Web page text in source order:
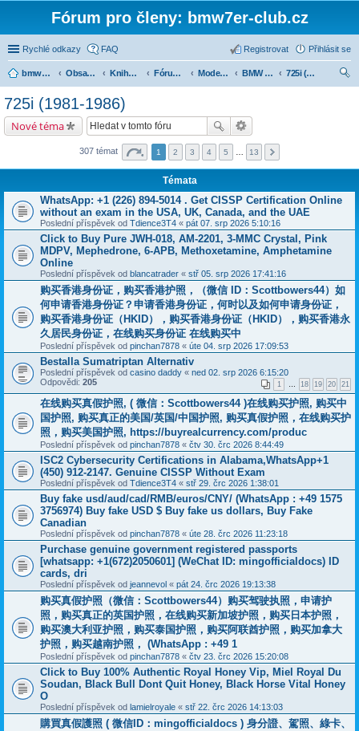
Fórum pro členy: bmw7er-club.cz
Rychlé odkazy FAQ Přihlásit se
Registrovat
bmw7er-club.cz Obsah fóra Knihovna Fórum 7er Modely BMW 7er BMW 7 e23 (1977-1986)
725i (1981-1986)
725i (1981-1986)
Nové téma
307 témat 1 2 3 4 5 13
Témata
WhatsApp: +1 (226) 894-5014​ . Get CISSP Certification Online
without an exam in the USA, UK, Canada, and the UAE
Poslední příspěvek od Tdience3T4 « pát 07. srp 2026 5:10:16
Click to Buy Pure JWH-018, AM-2201, 3-MMC Crystal, Pink
MDPV, Mephedrone, 6-APB, Methoxetamine, Amphetamine
Online
Poslední příspěvek od blancatrader « stř 05. srp 2026 17:41:16
购买香港身份证，购买香港护照，（微信 ID：Scottbowers44）如
何申请香港身份证？申请香港身份证，何时以及如何申请身份证，
购买香港身份证（HKID），购买香港身份证（HKID），购买香港永
久居民身份证，在线购买身份证 在线购买中
Poslední příspěvek od pinchan7878 « úte 04. srp 2026 17:09:53
Bestalla Sumatriptan Alternativ
Poslední příspěvek od casino daddy « ned 02. srp 2026 6:15:20
Odpovědi: 205 1 … 18 19 20 21
在线购买真假护照, ( 微信：Scottbowers44 )在线购买护照, 购买中
国护照, 购买真正的美国/英国/中国护照, 购买真假护照，在线购买护
照，购买美国护照, https://buyrealcurrency.com/produc
Poslední příspěvek od pinchan7878 « čtv 30. črc 2026 8:44:49
ISC2 Cybersecurity Certifications in Alabama,WhatsApp+1
(450) 912-2147. Genuine CISSP Without Exam
Poslední příspěvek od Tdience3T4 « stř 29. črc 2026 1:38:01
Buy fake usd/aud/cad/RMB/euros/CNY/ (WhatsApp : +49 1575
3756974) Buy fake USD $ Buy fake us dollars, Buy Fake
Canadian
Poslední příspěvek od pinchan7878 « úte 28. črc 2026 11:23:18
Purchase genuine government registered passports
[whatsapp: +1(672)2050601] (WeChat ID: mingofficialdocs) ID
cards, dri
Poslední příspěvek od jeannevol « pát 24. črc 2026 19:13:38
购买真假护照（微信：Scottbowers44）购买驾驶执照，申请护
照，购买真正的英国护照，在线购买新加坡护照，购买日本护照，
购买澳大利亚护照，购买泰国护照，购买阿联酋护照，购买加拿大
护照，购买越南护照， (WhatsApp : +49 1
Poslední příspěvek od pinchan7878 « čtv 23. črc 2026 15:20:08
Click to Buy 100% Authentic Royal Honey Vip, Miel Royal Du
Soudan, Black Bull Dont Quit Honey, Black Horse Vital Honey
O
Poslední příspěvek od lamielroyale « stř 22. črc 2026 14:13:03
購買真假護照 ( 微信ID：mingofficialdocs ) 身分證、駕照、綠卡、